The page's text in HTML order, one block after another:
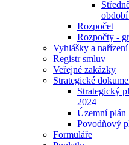
Rozpočet
Rozpočty -
Vyhlášky a nařízení
Registr smluv
Veřejné zakázky
Strategické
Strategický
2024
Územní plán
Povodňový
Formuláře